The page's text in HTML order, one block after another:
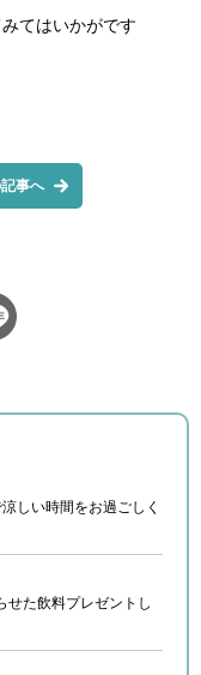
てはいかがです
事へ
しい時間をお過ごしく
せた飲料プレゼントし